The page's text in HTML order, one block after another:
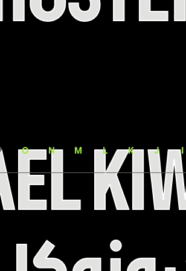
J
K
L
M
N
O